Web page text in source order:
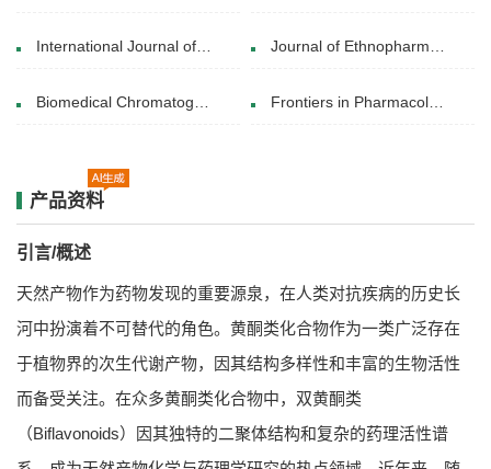
International Journal of Biological Macromolecules(March 2025) Journal of Ethnopharmacology(10 May 2019)
Biomedical Chromatography(12 July 2021) Frontiers in Pharmacology(2020-11)
产品资料
引言/概述
天然产物作为药物发现的重要源泉，在人类对抗疾病的历史长
河中扮演着不可替代的角色。黄酮类化合物作为一类广泛存在
于植物界的次生代谢产物，因其结构多样性和丰富的生物活性
而备受关注。在众多黄酮类化合物中，双黄酮类
（Biflavonoids）因其独特的二聚体结构和复杂的药理活性谱